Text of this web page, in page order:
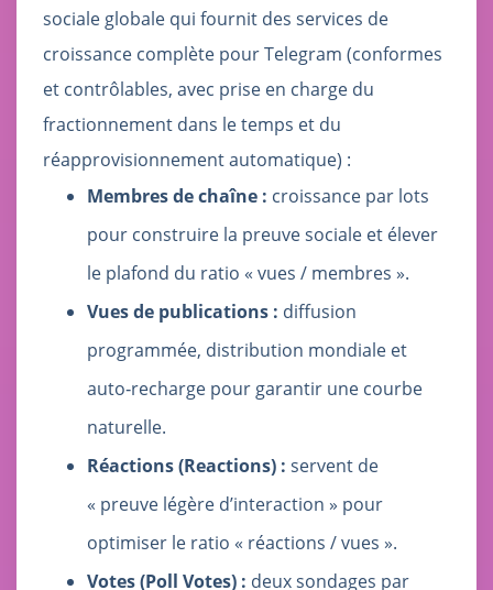
sociale globale qui fournit des services de
croissance complète pour Telegram (conformes
et contrôlables, avec prise en charge du
fractionnement dans le temps et du
réapprovisionnement automatique) :
Membres de chaîne : croissance par lots
pour construire la preuve sociale et élever
le plafond du ratio « vues / membres ».
Vues de publications : diffusion
programmée, distribution mondiale et
auto‑recharge pour garantir une courbe
naturelle.
Réactions (Reactions) : servent de
« preuve légère d’interaction » pour
optimiser le ratio « réactions / vues ».
Votes (Poll Votes) : deux sondages par